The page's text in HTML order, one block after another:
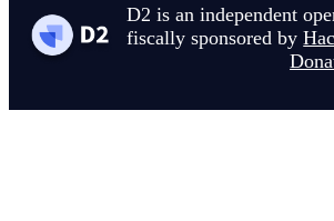
D2 is an independent
fiscally sponsored by